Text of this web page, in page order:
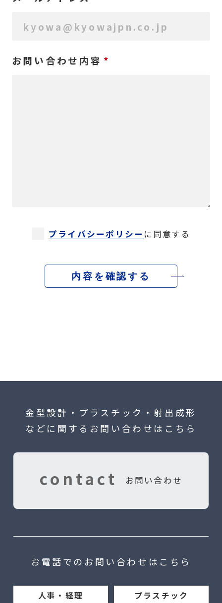
お問い合わせ内容
プライバシーポリシー に同意する
内容を確認する
金型設計・プラスチック・射出成形
などに関するお問い合わせはこちら
contact お問い合わせ
お電話でのお問い合わせはこちら
人事・経理 プラスチック